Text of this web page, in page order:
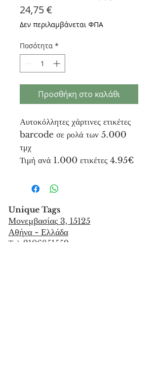
24,75 €
Δεν περιλαμβάνεται ΦΠΑ
Ποσότητα *
Προσθήκη στο καλάθι
Αυτοκόλλητες χάρτινες ετικέτες
barcode σε ρολά των 5.000
τμχ
Τιμή ανά 1.000 ετικέτες 4.95€
Unique Tags
Μονεμβασίας 3, 15125
Αθήνα - Ελλάδα
Τηλ 2106851559